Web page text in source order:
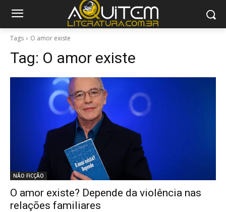
Tags O amor existe
Tag: O amor existe
NÃO FICÇÃO
O amor existe? Depende da violência nas
relações familiares